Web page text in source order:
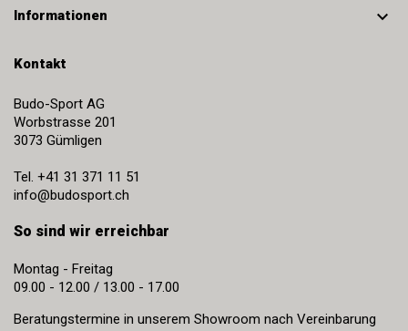
Informationen 
Kontakt
Budo-Sport AG
Worbstrasse 201
3073 Gümligen
Tel. +41 31 371 11 51
info@budosport.ch
So sind wir erreichbar
Montag - Freitag
09.00 - 12.00 / 13.00 - 17.00
Beratungstermine in unserem Showroom nach Vereinbarung